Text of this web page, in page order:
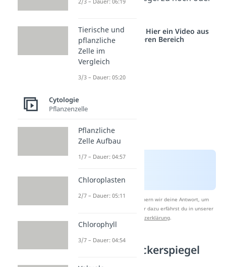
Studyflix vernetzt: Hier ein Video aus
einem anderen Bereich
Nach Beantwortung speichern wir deine Antwort, um
Studyflix zu verbessern. Mehr dazu erfährst du in unserer
Datenschutzerklärung
Hoher Blutzuckerspiegel
Tierische und
pflanzliche
Zelle im
Vergleich
3/3 – Dauer: 05:20
Cytologie
Pflanzenzelle
Pflanzliche
Zelle Aufbau
1/7 – Dauer: 04:57
Chloroplasten
2/7 – Dauer: 05:11
Chlorophyll
3/7 – Dauer: 04:54